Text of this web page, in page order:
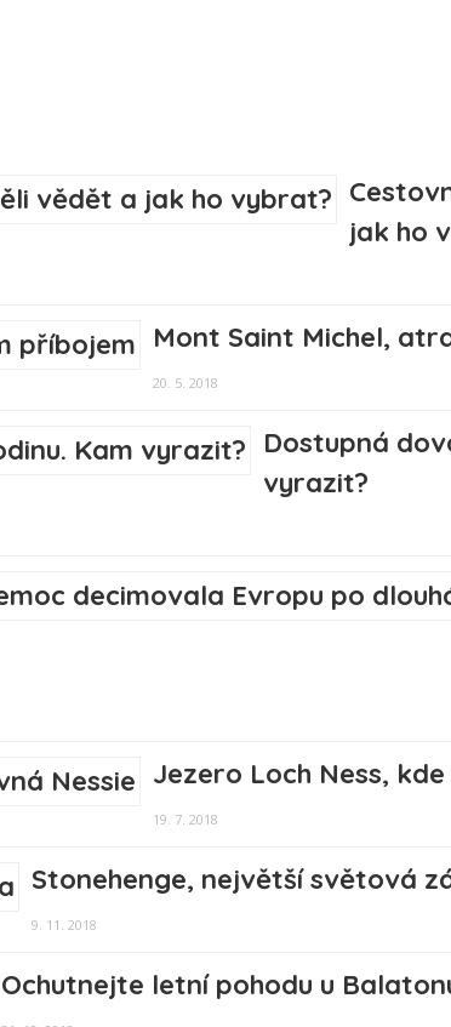
jak ho
Mont Saint Michel,
20. 5. 2018
Dostupná
vyrazit?
Jezero Loch Ness,
19. 7. 2018
Stonehenge, největší světová
9. 11. 2018
Ochutnejte letní pohodu u